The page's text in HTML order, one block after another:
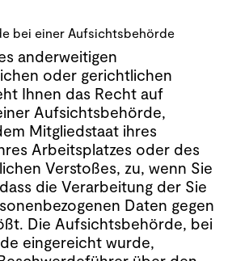
bei einer Aufsichtsbehörde
anderweitigen
oder gerichtlichen
Ihnen das Recht auf
Aufsichtsbehörde,
Mitgliedstaat ihres
Arbeitsplatzes oder des
Verstoßes, zu, wenn Sie
die Verarbeitung der Sie
Daten gegen
Die Aufsichtsbehörde, bei
eingereicht wurde,